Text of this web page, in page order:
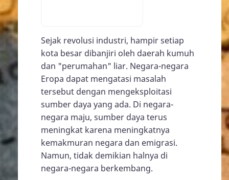
Sejak revolusi industri, hampir setiap
kota besar dibanjiri oleh daerah kumuh
dan "perumahan" liar. Negara-negara
Eropa dapat mengatasi masalah
tersebut dengan mengeksploitasi
sumber daya yang ada. Di negara-
negara maju, sumber daya terus
meningkat karena meningkatnya
kemakmuran negara dan emigrasi.
Namun, tidak demikian halnya di
negara-negara berkembang.